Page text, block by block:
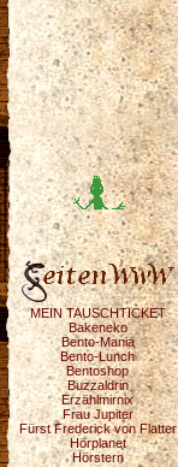
MEIN TAUSCHTICKET
Bakeneko
Bento-Mania
Bento-Lunch
Bentoshop
Buzzaldrin
Erzählmirnix
Frau Jupiter
Fürst Frederick von Flatter
Hörplanet
Hörstern